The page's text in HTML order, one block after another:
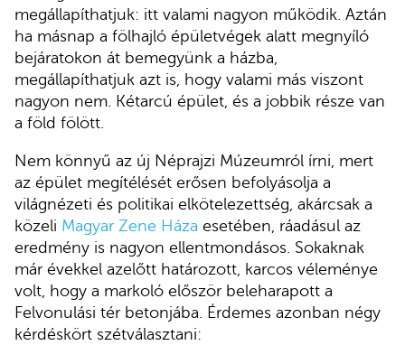
megállapíthatjuk: itt valami nagyon működik. Aztán
ha másnap a fölhajló épületvégek alatt megnyíló
bejáratokon át bemegyünk a házba,
megállapíthatjuk azt is, hogy valami más viszont
nagyon nem. Kétarcú épület, és a jobbik része van
a föld fölött.
Nem könnyű az új Néprajzi Múzeumról írni, mert
az épület megítélését erősen befolyásolja a
világnézeti és politikai elkötelezettség, akárcsak a
közeli Magyar Zene Háza esetében, ráadásul az
eredmény is nagyon ellentmondásos. Sokaknak
már évekkel azelőtt határozott, karcos véleménye
volt, hogy a markoló először beleharapott a
Felvonulási tér betonjába. Érdemes azonban négy
kérdéskört szétválasztani: